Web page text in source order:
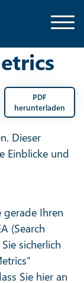
PDF
herunterladen
Dieser
Einblicke und
gerade Ihren
(Search
sicherlich
Sie hier an